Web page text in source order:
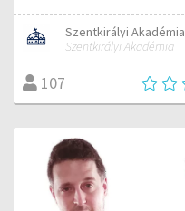
Szentkirályi Akadémia
Szentkirályi Akadémia
107